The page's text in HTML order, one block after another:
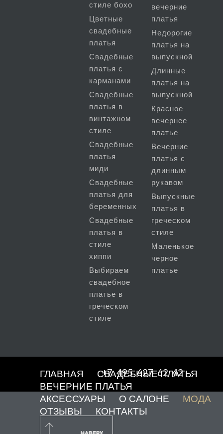
стиле бохо
Цветные
свадебные
платья
Свадебные
платья с
карманами
Свадебные
платья в
винтажном
стиле
Свадебные
платья
миди
Свадебные
платья для
беременных
Свадебные
платья в
стиле
хиппи
Выбираем
свадебное
платье в
греческом
стиле
вечерние
платья
Недорогие
платья на
выпускной
Длинные
платья на
выпускной
Красное
вечернее
платье
Вечерние
платья с
длинным
рукавом
Выпускные
платья в
греческом
стиле
Маленькое
черное
платье
ГЛАВНАЯ
СВАДЕБНЫЕ ПЛАТЬЯ
ВЕЧЕРНИЕ ПЛАТЬЯ
АКСЕССУАРЫ
О САЛОНЕ
МОДА
ОТЗЫВЫ
КОНТАКТЫ
+7 495 627 62 42